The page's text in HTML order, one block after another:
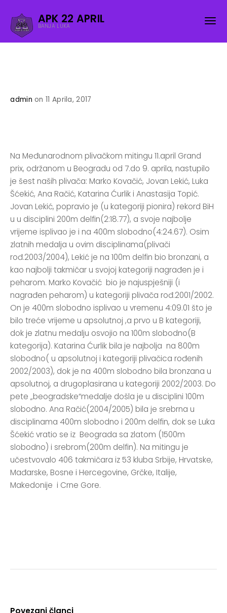
APK 22 APRIL
BANJA LUKA
admin on 11 Aprila, 2017
Na Međunarodnom plivačkom mitingu 11.april Grand
prix, održanom u Beogradu od 7.do 9. aprila, nastupilo
je šest naših plivača: Marko Kovačić, Jovan Lekić, Luka
Šćekić, Ana Račić, Katarina Ćurlik i Anastasija Topić.
Jovan Lekić, popravio je (u kategoriji pionira) rekord BiH
u u disciplini 200m delfin(2:18.77), a svoje najbolje
vrijeme isplivao je i na 400m slobodno(4:24.67). Osim
zlatnih medalja u ovim disciplinama(plivači
rođ.2003/2004), Lekić je na 100m delfin bio bronzani, a
kao najbolji takmičar u svojoj kategoriji nagrađen je i
peharom. Marko Kovačić bio je najuspješniji (i
nagrađen peharom) u kategoriji plivača rođ.2001/2002.
On je 400m slobodno isplivao u vremenu 4:09.01 što je
bilo treće vrijeme u apsolutnoj ,a prvo u B kategoriji,
dok je zlatnu medalju osvojio na 100m slobodno(B
kategorija). Katarina Ćurlik bila je najbolja na 800m
slobodno( u apsolutnoj i kategoriji plivačica rođenih
2002/2003), dok je na 400m slobodno bila bronzana u
apsolutnoj, a drugoplasirana u kategoriji 2002/2003. Do
pete „beogradske“medalje došla je u disciplini 100m
slobodno. Ana Račić(2004/2005) bila je srebrna u
disciplinama 400m slobodno i 200m delfin, dok se Luka
Šćekić vratio se iz Beograda sa zlatom (1500m
slobodno) i srebrom(200m delfin). Na mitingu je
učestvovalo 406 takmičara iz 53 kluba Srbije, Hrvatske,
Mađarske, Bosne i Hercegovine, Grčke, Italije,
Makedonije i Crne Gore.
Povezani članci